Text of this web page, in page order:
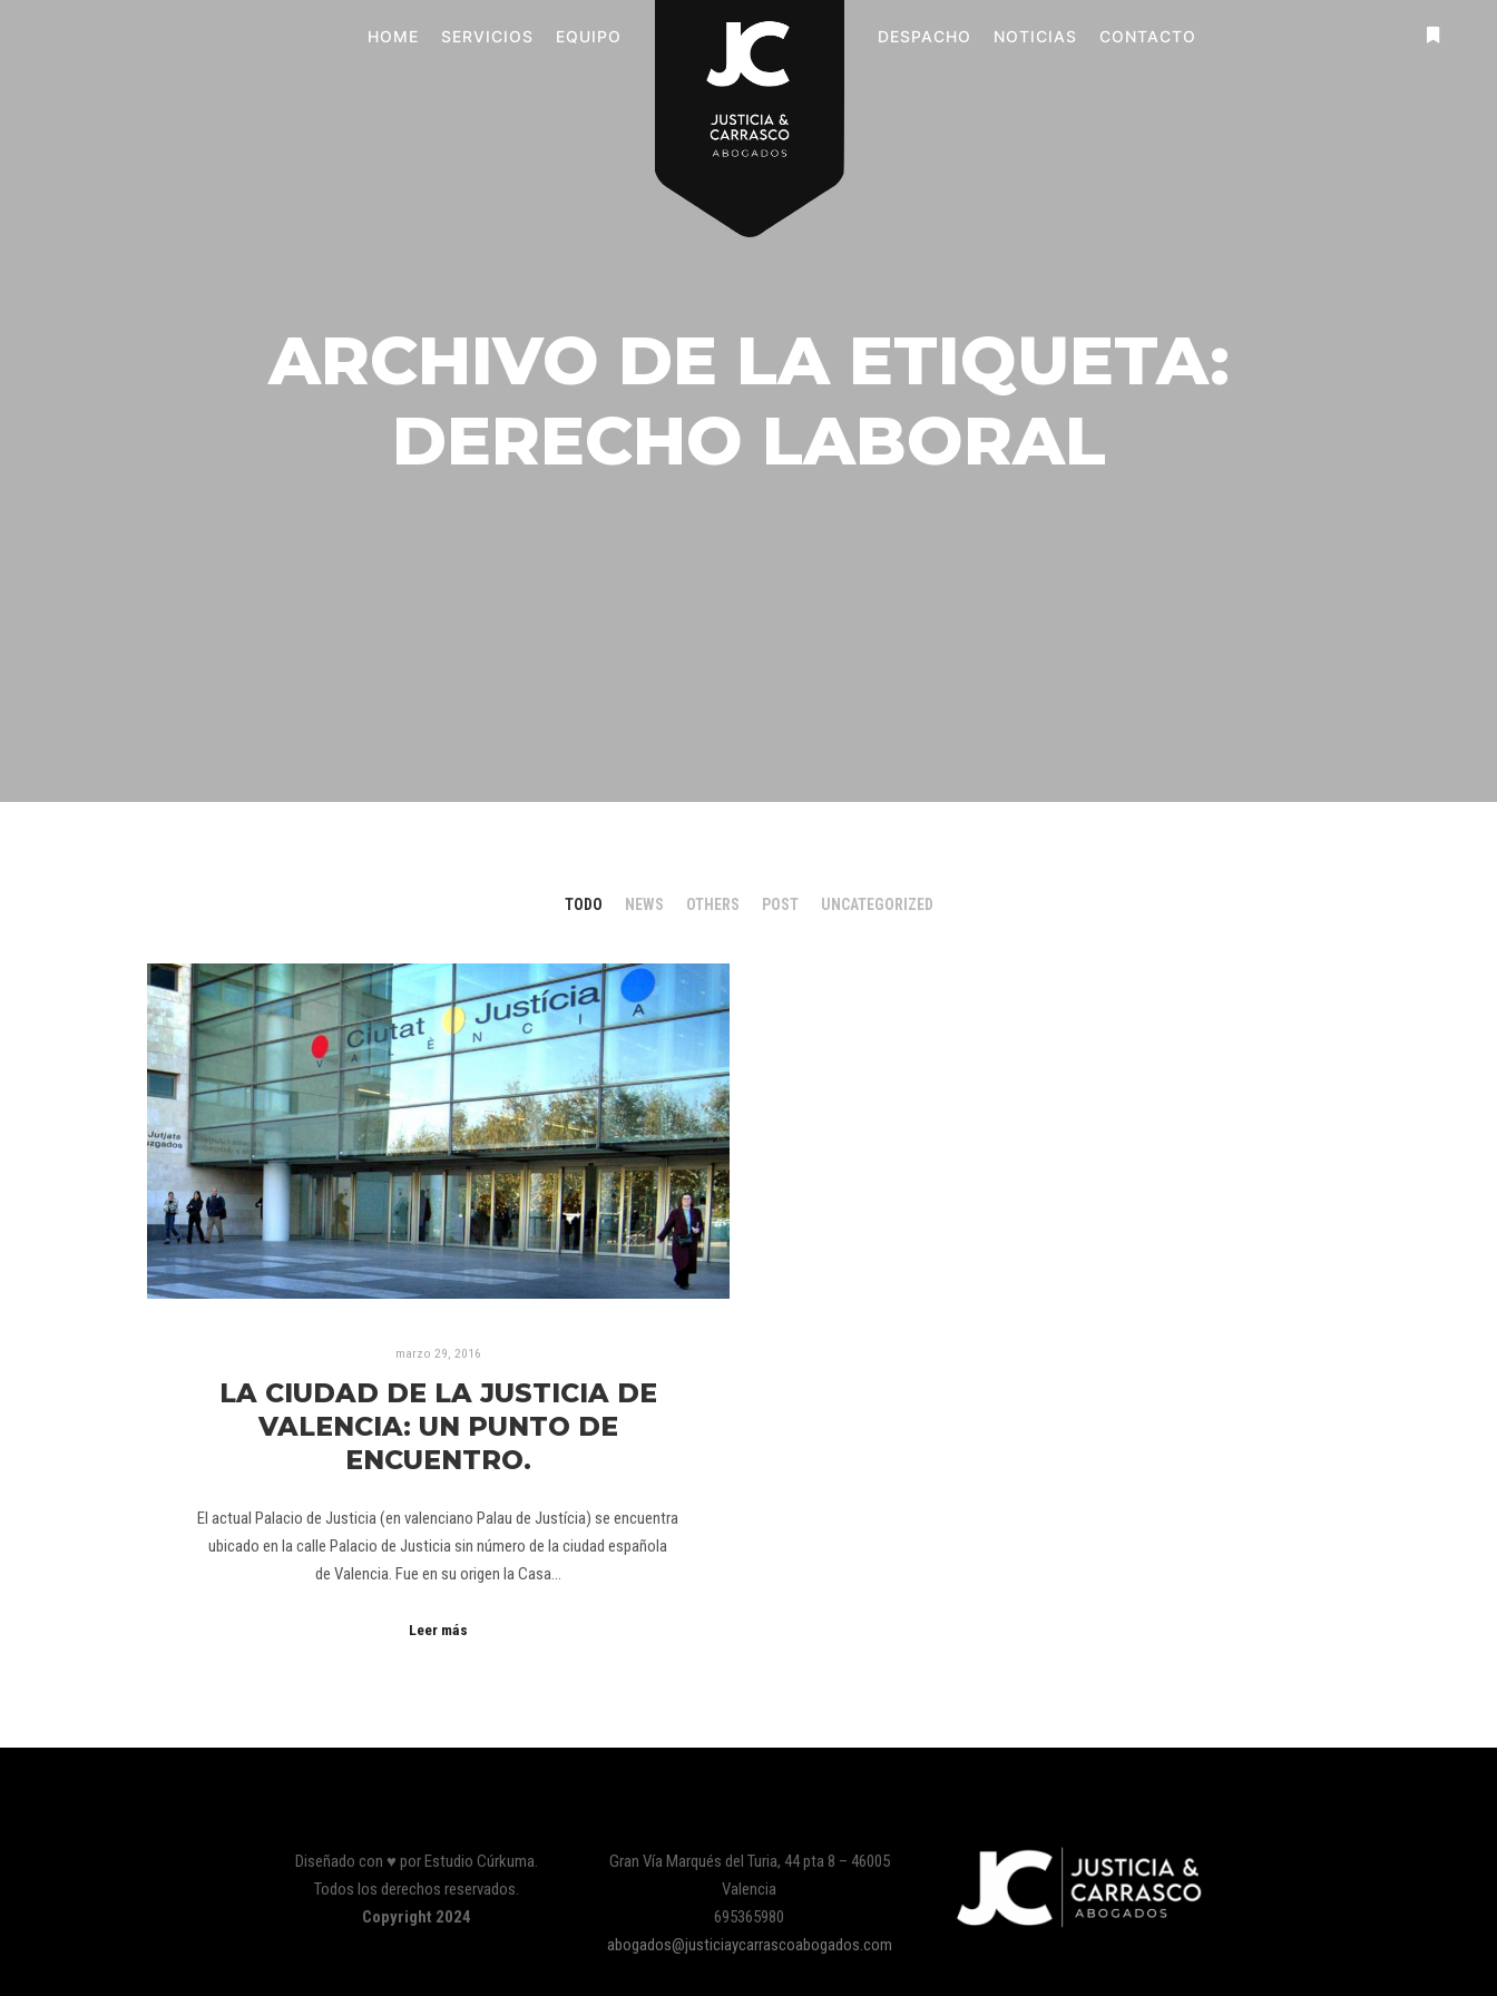
HOME SERVICIOS EQUIPO DESPACHO NOTICIAS CONTACTO
ARCHIVO DE LA ETIQUETA:
DERECHO LABORAL
TODO NEWS OTHERS POST UNCATEGORIZED
marzo 29, 2016
LA CIUDAD DE LA JUSTICIA DE
VALENCIA: UN PUNTO DE
ENCUENTRO.
El actual Palacio de Justicia (en valenciano Palau de Justícia) se encuentra
ubicado en la calle Palacio de Justicia sin número de la ciudad española
de Valencia. Fue en su origen la Casa…
Leer más
Diseñado con ♥ por Estudio Cúrkuma.
Todos los derechos reservados.
Copyright 2024
Gran Vía Marqués del Turia, 44 pta 8 – 46005
Valencia
695365980
abogados@justiciaycarrascoabogados.com